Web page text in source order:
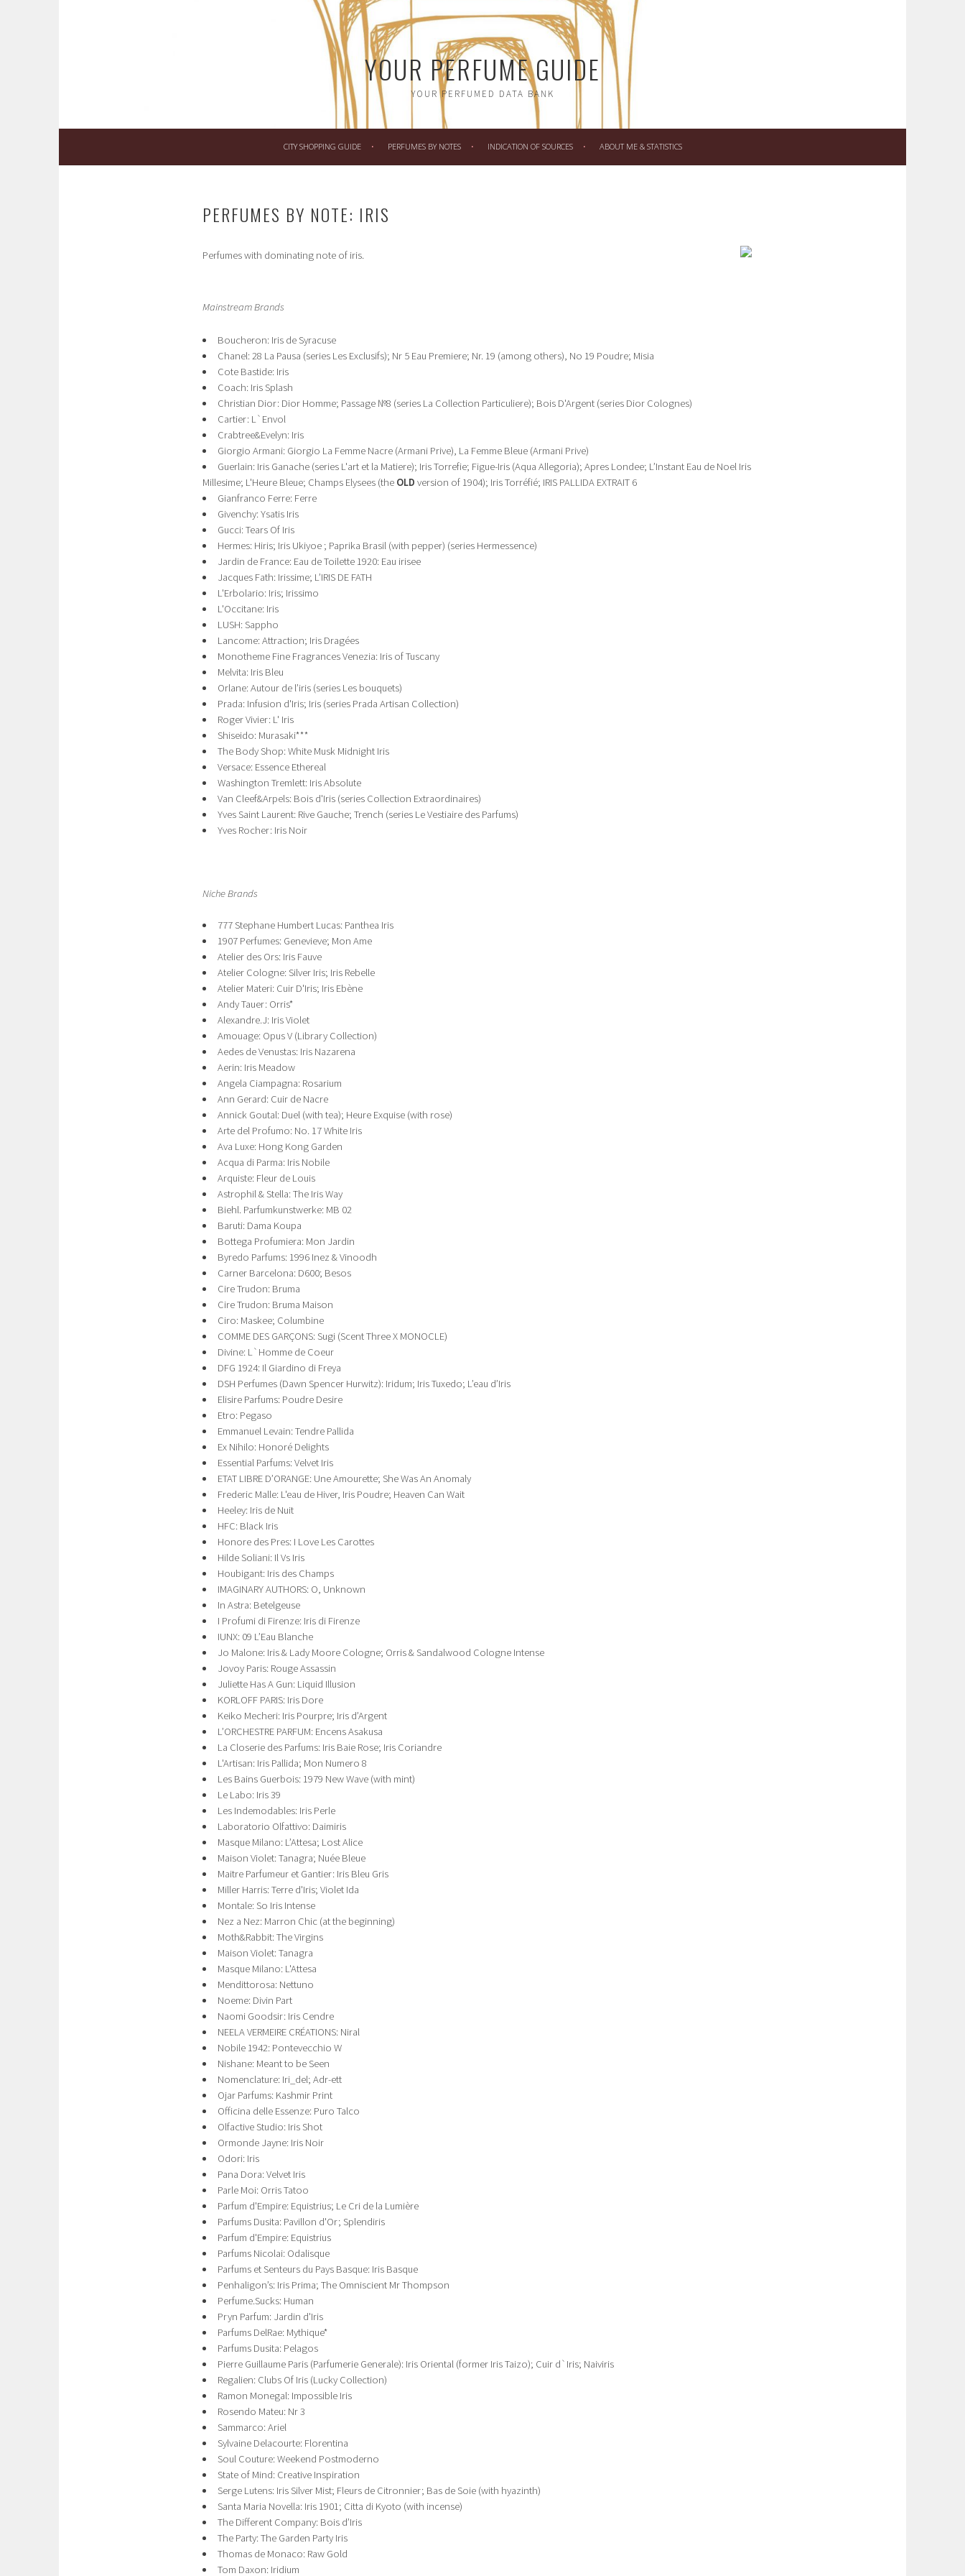
YOUR PERFUME GUIDE
YOUR PERFUMED DATA BANK
CITY SHOPPING GUIDE PERFUMES BY NOTES INDICATION OF SOURCES ABOUT ME & STATISTICS
PERFUMES BY NOTE: IRIS
Perfumes with dominating note of iris.
Mainstream Brands
Boucheron: Iris de Syracuse
Chanel: 28 La Pausa (series Les Exclusifs); Nr 5 Eau Premiere; Nr. 19 (among others), No 19 Poudre; Misia
Cote Bastide: Iris
Coach: Iris Splash
Сhristian Dior: Dior Homme; Passage №8 (series La Collection Particuliere); Bois D'Argent (series Dior Colognes)
Cartier: L`Envol
Crabtree&Evelyn: Iris
Giorgio Armani: Giorgio La Femme Nacre (Armani Prive), La Femme Bleue (Armani Prive)
Guerlain: Iris Ganache (series L'art et la Matiere); Iris Torrefie; Figue-Iris (Aqua Allegoria); Apres Londee; L’Instant Eau de Noel Iris
Millesime; L'Heure Bleue; Champs Elysees (the OLD version of 1904); Iris Torréfié; IRIS PALLIDA EXTRAIT 6
Gianfranco Ferre: Ferre
Givenchy: Ysatis Iris
Gucci: Tears Of Iris
Hermes: Hiris; Iris Ukiyoe ; Paprika Brasil (with pepper) (series Hermessence)
Jardin de France: Eau de Toilette 1920: Eau irisee
Jacques Fath: Irissime; L’IRIS DE FATH
L'Erbolario: Iris; Irissimo
L'Occitane: Iris
LUSH: Sappho
Lancome: Attraction; Iris Dragées
Monotheme Fine Fragrances Venezia: Iris of Tuscany
Melvita: Iris Bleu
Orlane: Autour de l’iris (series Les bouquets)
Prada: Infusion d'Iris; Iris (series Prada Artisan Collection)
Roger Vivier: L' Iris
Shiseido: Murasaki***
The Body Shop: White Musk Midnight Iris
Versace: Essence Ethereal
Washington Tremlett: Iris Absolute
Van Cleef&Arpels: Bois d'Iris (series Collection Extraordinaires)
Yves Saint Laurent: Rive Gauche; Trench (series Le Vestiaire des Parfums)
Yves Rocher: Iris Noir
Niche Brands
777 Stephane Humbert Lucas: Panthea Iris
1907 Perfumes: Genevieve; Mon Ame
Atelier des Ors: Iris Fauve
Atelier Cologne: Silver Iris; Iris Rebelle
Atelier Materi: Cuir D'Iris; Iris Ebène
Andy Tauer: Orris*
Alexandre.J: Iris Violet
Amouage: Opus V (Library Collection)
Aedes de Venustas: Iris Nazarena
Aerin: Iris Meadow
Angela Ciampagna: Rosarium
Ann Gerard: Cuir de Nacre
Annick Goutal: Duel (with tea); Heure Exquise (with rose)
Arte del Profumo: No. 17 White Iris
Ava Luxe: Hong Kong Garden
Acqua di Parma: Iris Nobile
Arquiste: Fleur de Louis
Astrophil & Stella: The Iris Way
Biehl. Parfumkunstwerke: MB 02
Baruti: Dama Koupa
Bottega Profumiera: Mon Jardin
Byredo Parfums: 1996 Inez & Vinoodh
Carner Barcelona: D600; Besos
Cire Trudon: Bruma
Cire Trudon: Bruma Maison
Ciro: Maskee; Columbine
COMME DES GARÇONS: Sugi (Scent Three X MONOCLE)
Divine: L`Homme de Coeur
DFG 1924: Il Giardino di Freya
DSH Perfumes (Dawn Spencer Hurwitz): Iridum; Iris Tuxedo; L’eau d’Iris
Elisire Parfums: Poudre Desire
Etro: Pegaso
Emmanuel Levain: Tendre Pallida
Ex Nihilo: Honoré Delights
Essential Parfums: Velvet Iris
ETAT LIBRE D’ORANGE: Une Amourette; She Was An Anomaly
Frederic Malle: L'eau de Hiver, Iris Poudre; Heaven Can Wait
Heeley: Iris de Nuit
HFC: Black Iris
Honore des Pres: I Love Les Carottes
Hilde Soliani: Il Vs Iris
Houbigant: Iris des Champs
IMAGINARY AUTHORS: O, Unknown
In Astra: Betelgeuse
I Profumi di Firenze: Iris di Firenze
IUNX: 09 L’Eau Blanche
Jo Malone: Iris & Lady Moore Cologne; Orris & Sandalwood Cologne Intense
Jovoy Paris: Rouge Assassin
Juliette Has A Gun: Liquid Illusion
KORLOFF PARIS: Iris Dore
Keiko Mecheri: Iris Pourpre; Iris d’Argent
L’ORCHESTRE PARFUM: Encens Asakusa
La Closerie des Parfums: Iris Baie Rose; Iris Coriandre
L'Artisan: Iris Pallida; Mon Numero 8
Les Bains Guerbois: 1979 New Wave (with mint)
Le Labo: Iris 39
Les Indemodables: Iris Perle
Laboratorio Olfattivo: Daimiris
Masque Milano: LʼAttesa; Lost Alice
Maison Violet: Tanagra; Nuée Bleue
Maitre Parfumeur et Gantier: Iris Bleu Gris
Miller Harris: Terre d'Iris; Violet Ida
Montale: So Iris Intense
Nez a Nez: Marron Chic (at the beginning)
Moth&Rabbit: The Virgins
Maison Violet: Tanagra
Masque Milano: L'Attesa
Mendittorosa: Nettuno
Noeme: Divin Part
Naomi Goodsir: Iris Cendre
NEELA VERMEIRE CRÉATIONS: Niral
Nobile 1942: Pontevecchio W
Nishane: Meant to be Seen
Nomenclature: Iri_del; Adr-ett
Ojar Parfums: Kashmir Print
Officina delle Essenze: Puro Talco
Olfactive Studio: Iris Shot
Ormonde Jayne: Iris Noir
Odori: Iris
Pana Dora: Velvet Iris
Parle Moi: Orris Tatoo
Parfum d'Empire: Equistrius; Le Cri de la Lumière
Parfums Dusita: Pavillon d'Or; Splendiris
Parfum d'Empire: Equistrius
Parfums Nicolai: Odalisque
Parfums et Senteurs du Pays Basque: Iris Basque
Penhaligon’s: Iris Prima; The Omniscient Mr Thompson
Perfume.Sucks: Human
Pryn Parfum: Jardin d'Iris
Parfums DelRae: Mythique*
Parfums Dusita: Pelagos
Pierre Guillaume Paris (Parfumerie Generale): Iris Oriental (former Iris Taizo); Cuir d`Iris; Naiviris
Regalien: Clubs Of Iris (Lucky Collection)
Ramon Monegal: Impossible Iris
Rosendo Mateu: Nr 3
Sammarco: Ariel
Sylvaine Delacourte: Florentina
Soul Couture: Weekend Postmoderno
State of Mind: Creative Inspiration
Serge Lutens: Iris Silver Mist; Fleurs de Citronnier; Bas de Soie (with hyazinth)
Santa Maria Novella: Iris 1901; Citta di Kyoto (with incense)
The Different Company: Bois d’Iris
The Party: The Garden Party Iris
Thomas de Monaco: Raw Gold
Tom Daxon: Iridium